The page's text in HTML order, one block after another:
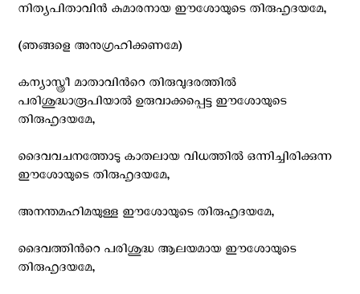
നിത്യപിതാവിന്‍ കുമാരനായ ഈശോയുടെ തിരുഹൃദയമേ,
(ഞങ്ങളെ അനുഗ്രഹിക്കണമേ)
കന്യാസ്ത്രീ മാതാവിന്‍റെ തിരുവുദരത്തില്‍
പരിശുദ്ധാരൂപിയാല്‍ ഉരുവാക്കപ്പെട്ട ഈശോയുടെ
തിരുഹൃദയമേ,
ദൈവവചനത്തോടു കാതലായ വിധത്തില്‍ ഒന്നിച്ചിരിക്കുന്ന
ഈശോയുടെ തിരുഹൃദയമേ,
അനന്തമഹിമയുള്ള ഈശോയുടെ തിരുഹൃദയമേ,
ദൈവത്തിന്‍റെ പരിശുദ്ധ ആലയമായ ഈശോയുടെ
തിരുഹൃദയമേ,